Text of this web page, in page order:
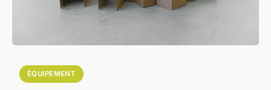
ÉQUIPEMENT